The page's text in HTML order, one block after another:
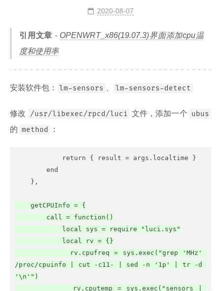
2020-08-07
引用文章
OPENWRT_x86(19.07.3)界面添加cpu温
度和使用率
安装软件包： lm-sensors lm-sensors-detect
修改 /usr/libexec/rpcd/luci 文件，添加一个 ubus
的 method ：
/proc/cpuinfo | cut -c11- | sed -n '1p' | tr -d
'\n'")